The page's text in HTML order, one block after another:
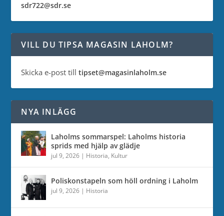
sdr722@sdr.se
VILL DU TIPSA MAGASIN LAHOLM?
Skicka e-post tilltipset@magasinlaholm.se
NYA INLÄGG
Laholms sommarspel: Laholms historia
sprids med hjälp av glädje
jul 9, 2026 | Historia, Kultur
Poliskonstapeln som höll ordning i Laholm
jul 9, 2026 | Historia